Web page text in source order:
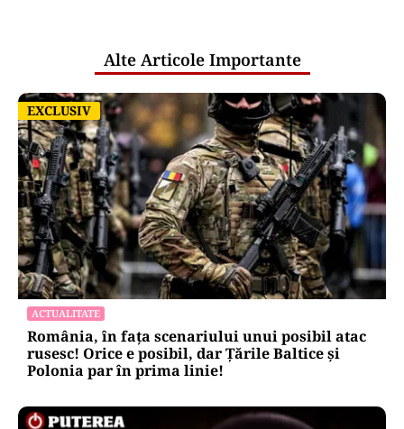
Alte Articole Importante
EXCLUSIV
EXCLUSIV
ACTUALITATE
România, în fața scenariului unui posibil atac
rusesc! Orice e posibil, dar Țările Baltice și
Polonia par în prima linie!